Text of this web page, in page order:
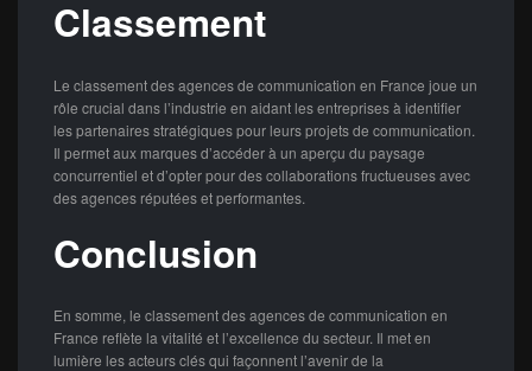
Classement
Le classement des agences de communication en France joue un
rôle crucial dans l’industrie en aidant les entreprises à identifier
les partenaires stratégiques pour leurs projets de communication.
Il permet aux marques d’accéder à un aperçu du paysage
concurrentiel et d’opter pour des collaborations fructueuses avec
des agences réputées et performantes.
Conclusion
En somme, le classement des agences de communication en
France reflète la vitalité et l’excellence du secteur. Il met en
lumière les acteurs clés qui façonnent l’avenir de la